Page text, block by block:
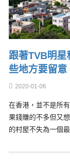
跟著TVB明星
些地方要留意
2020-01-06
在香港，並不是所
果錢賺的不多但又
的村屋不失為一個